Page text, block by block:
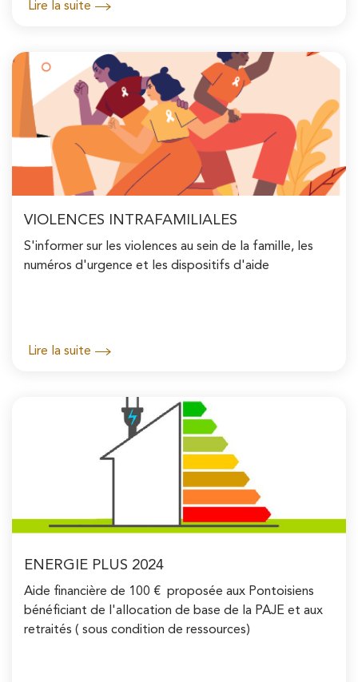
Lire la suite
VIOLENCES INTRAFAMILIALES
S'informer sur les violences au sein de la famille, les
numéros d'urgence et les dispositifs d'aide
Lire la suite
ENERGIE PLUS 2024
Aide financière de 100 € proposée aux Pontoisiens
bénéficiant de l'allocation de base de la PAJE et aux
retraités ( sous condition de ressources)